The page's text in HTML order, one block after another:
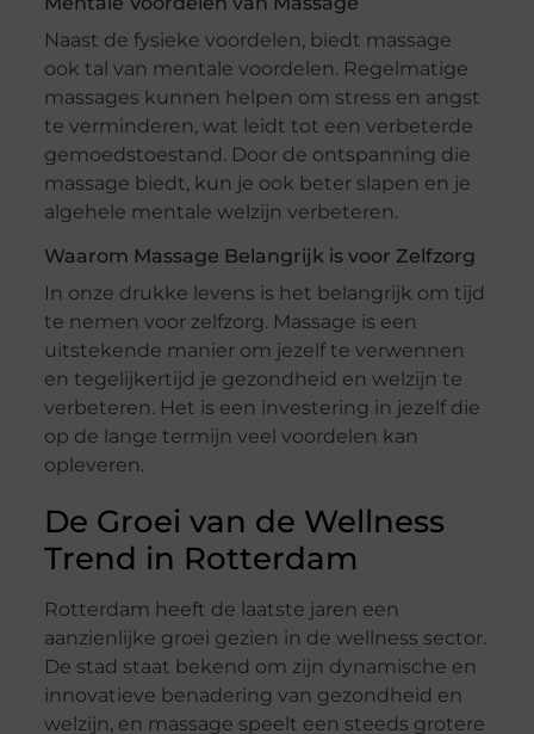
Naast de fysieke voordelen, biedt massage
ook tal van mentale voordelen. Regelmatige
massages kunnen helpen om stress en angst
te verminderen, wat leidt tot een verbeterde
gemoedstoestand. Door de ontspanning die
massage biedt, kun je ook beter slapen en je
algehele mentale welzijn verbeteren.
Waarom Massage Belangrijk is voor Zelfzorg
In onze drukke levens is het belangrijk om tijd
te nemen voor zelfzorg. Massage is een
uitstekende manier om jezelf te verwennen
en tegelijkertijd je gezondheid en welzijn te
verbeteren. Het is een investering in jezelf die
op de lange termijn veel voordelen kan
opleveren.
De Groei van de Wellness
Trend in Rotterdam
Rotterdam heeft de laatste jaren een
aanzienlijke groei gezien in de wellness sector.
De stad staat bekend om zijn dynamische en
innovatieve benadering van gezondheid en
welzijn, en massage speelt een steeds grotere